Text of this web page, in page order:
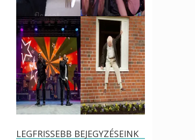
LEGFRISSEBB BEJEGYZÉSEINK